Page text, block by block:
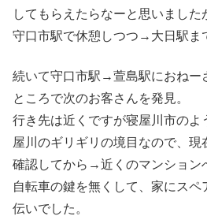
してもらえたらなーと思いました
守口市駅で休憩しつつ→大日駅ま
続いて守口市駅→萱島駅におねー
ところで次のお客さんを発見。
行き先は近くですが寝屋川市のよ
屋川のギリギリの境目なので、現
確認してから→近くのマンション
自転車の鍵を無くして、家にス
伝いでした。